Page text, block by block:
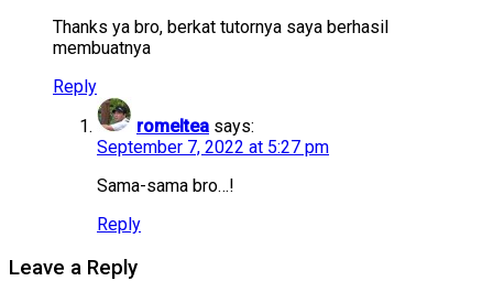
Thanks ya bro, berkat tutornya saya berhasil
membuatnya
Reply
romeltea says:
September 7, 2022 at 5:27 pm
Sama-sama bro…!
Reply
Leave a Reply